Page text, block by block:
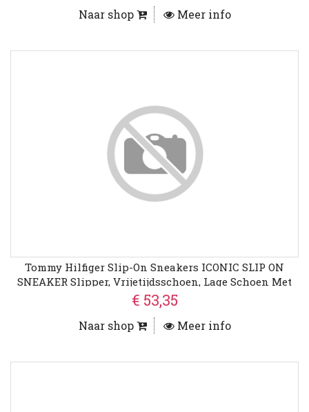
Naar shop Meer info
Tommy Hilfiger Slip-On Sneakers ICONIC SLIP ON
SNEAKER Slipper, Vrijetijdsschoen, Lage Schoen Met
Zij-Stretchinzetten
€ 53,35
Naar shop Meer info